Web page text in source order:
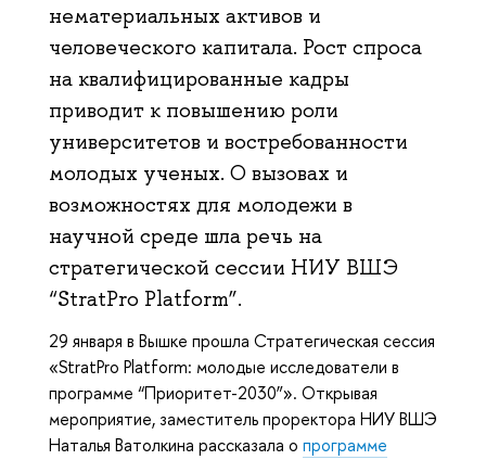
нематериальных активов и
человеческого капитала. Рост спроса
на квалифицированные кадры
приводит к повышению роли
университетов и востребованности
молодых ученых. О вызовах и
возможностях для молодежи в
научной среде шла речь на
стратегической сессии НИУ ВШЭ
“StratPro Platform”.
29 января в Вышке прошла Стратегическая сессия
«StratPro Platform: молодые исследователи в
программе “Приоритет-2030”». Открывая
мероприятие, заместитель проректора НИУ ВШЭ
Наталья Ватолкина рассказала о программе